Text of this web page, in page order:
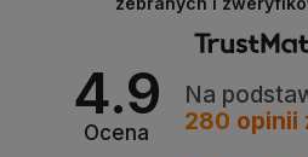
4.9
Ocena
Na
280 opinii